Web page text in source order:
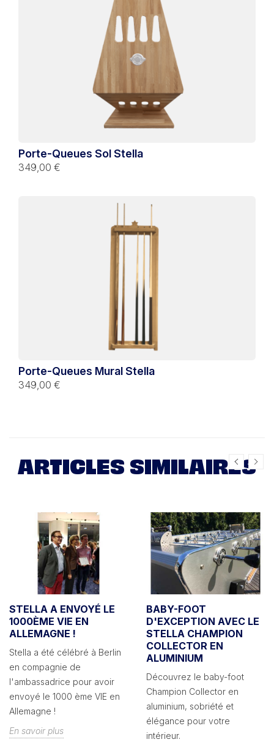
Porte-Queues Sol Stella
349,00 €
Porte-Queues Mural Stella
349,00 €
ARTICLES SIMILAIRES
STELLA A ENVOYÉ LE
1000ÈME VIE EN
ALLEMAGNE !
Stella a été célébré à Berlin
en compagnie de
l'ambassadrice pour avoir
envoyé le 1000 ème VIE en
Allemagne !
En savoir plus
BABY-FOOT
D'EXCEPTION AVEC LE
STELLA CHAMPION
COLLECTOR EN
ALUMINIUM
Découvrez le baby-foot
Champion Collector en
aluminium, sobriété et
élégance pour votre
intérieur.